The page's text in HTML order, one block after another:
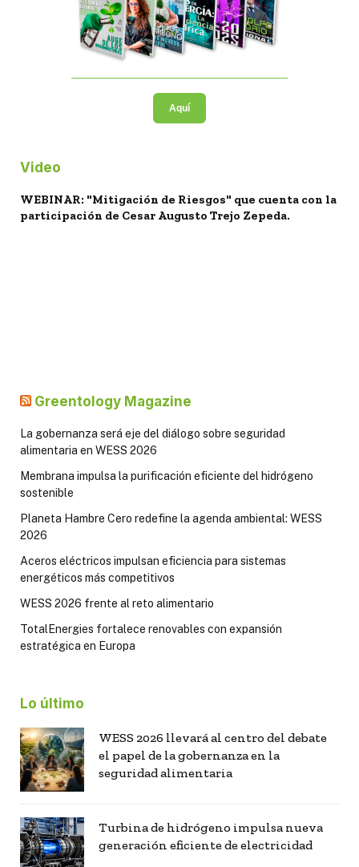
Aquí
Video
WEBINAR: "Mitigación de Riesgos" que cuenta con la
participación de Cesar Augusto Trejo Zepeda.
Greentology Magazine
La gobernanza será eje del diálogo sobre seguridad
alimentaria en WESS 2026
Membrana impulsa la purificación eficiente del hidrógeno
sostenible
Planeta Hambre Cero redefine la agenda ambiental: WESS
2026
Aceros eléctricos impulsan eficiencia para sistemas
energéticos más competitivos
WESS 2026 frente al reto alimentario
TotalEnergies fortalece renovables con expansión
estratégica en Europa
Lo último
WESS 2026 llevará al centro del debate
el papel de la gobernanza en la
seguridad alimentaria
Turbina de hidrógeno impulsa nueva
generación eficiente de electricidad